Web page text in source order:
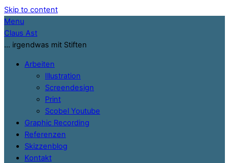
Skip to content
Menu
Claus Ast
… irgendwas mit Stiften
Arbeiten
Illustration
Screendesign
Print
Scobel Youtube
Graphic Recording
Referenzen
Skizzenblog
Kontakt